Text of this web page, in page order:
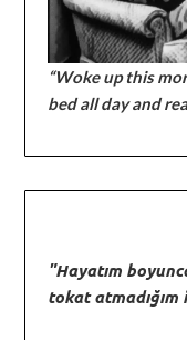
“Woke up this
bed all day and
"Hayatım
tokat